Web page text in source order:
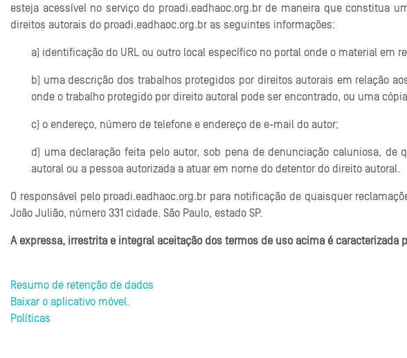
esteja acessível no serviço do proadi.eadhaoc.org.br de maneira que constitua
direitos autorais do proadi.eadhaoc.org.br as seguintes informações:
a) identificação do URL ou outro local específico no portal onde o material em
b) uma descrição dos trabalhos protegidos por direitos autorais em relação
onde o trabalho protegido por direito autoral pode ser encontrado, ou uma
c) o endereço, número de telefone e endereço de e-mail do autor;
d) uma declaração feita pelo autor, sob pena de denunciação caluniosa,
autoral ou a pessoa autorizada a atuar em nome do detentor do direito autoral.
O responsável pelo proadi.eadhaoc.org.br para notificação de quaisquer
João Julião, número 331 cidade. São Paulo, estado SP.
A expressa, irrestrita e integral aceitação dos termos de uso acima é caracterizada
Resumo de retenção de dados
Baixar o aplicativo móvel.
Políticas